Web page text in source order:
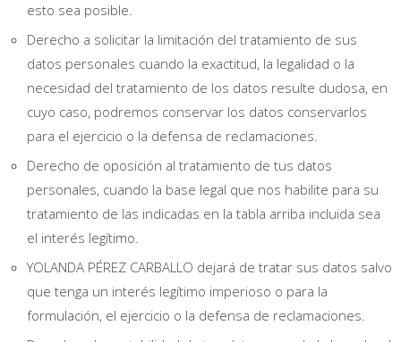
esto sea posible.
Derecho a solicitar la limitación del tratamiento de sus
datos personales cuando la exactitud, la legalidad o la
necesidad del tratamiento de los datos resulte dudosa, en
cuyo caso, podremos conservar los datos conservarlos
para el ejercicio o la defensa de reclamaciones.
Derecho de oposición al tratamiento de tus datos
personales, cuando la base legal que nos habilite para su
tratamiento de las indicadas en la tabla arriba incluida sea
el interés legítimo.
YOLANDA PÉREZ CARBALLO dejará de tratar sus datos salvo
que tenga un interés legítimo imperioso o para la
formulación, el ejercicio o la defensa de reclamaciones.